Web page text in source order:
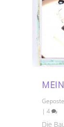
|4
Die